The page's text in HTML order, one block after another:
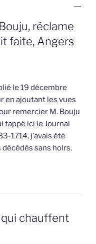
réclame
faite, Angers
le 19 décembre
en ajoutant les vues
remercier M. Bouju
tappé ici le Journal
1714, j’avais été
sans hoirs.
qui chauffent